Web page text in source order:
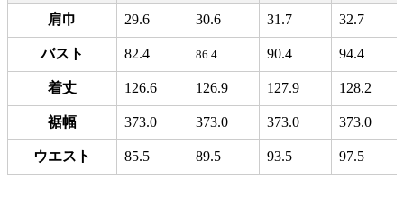
肩巾 29.6 30.6 31.7 32.7
バスト 82.4 86.4 90.4 94.4
着丈 126.6 126.9 127.9 128.2
裾幅 373.0 373.0 373.0 373.0
ウエスト 85.5 89.5 93.5 97.5